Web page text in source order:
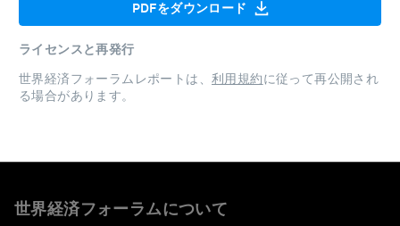
PDFをダウンロード
ライセンスと再発行
世界経済フォーラムレポートは、 利用規約に従って再公開され
る場合があります。
世界経済フォーラムについて